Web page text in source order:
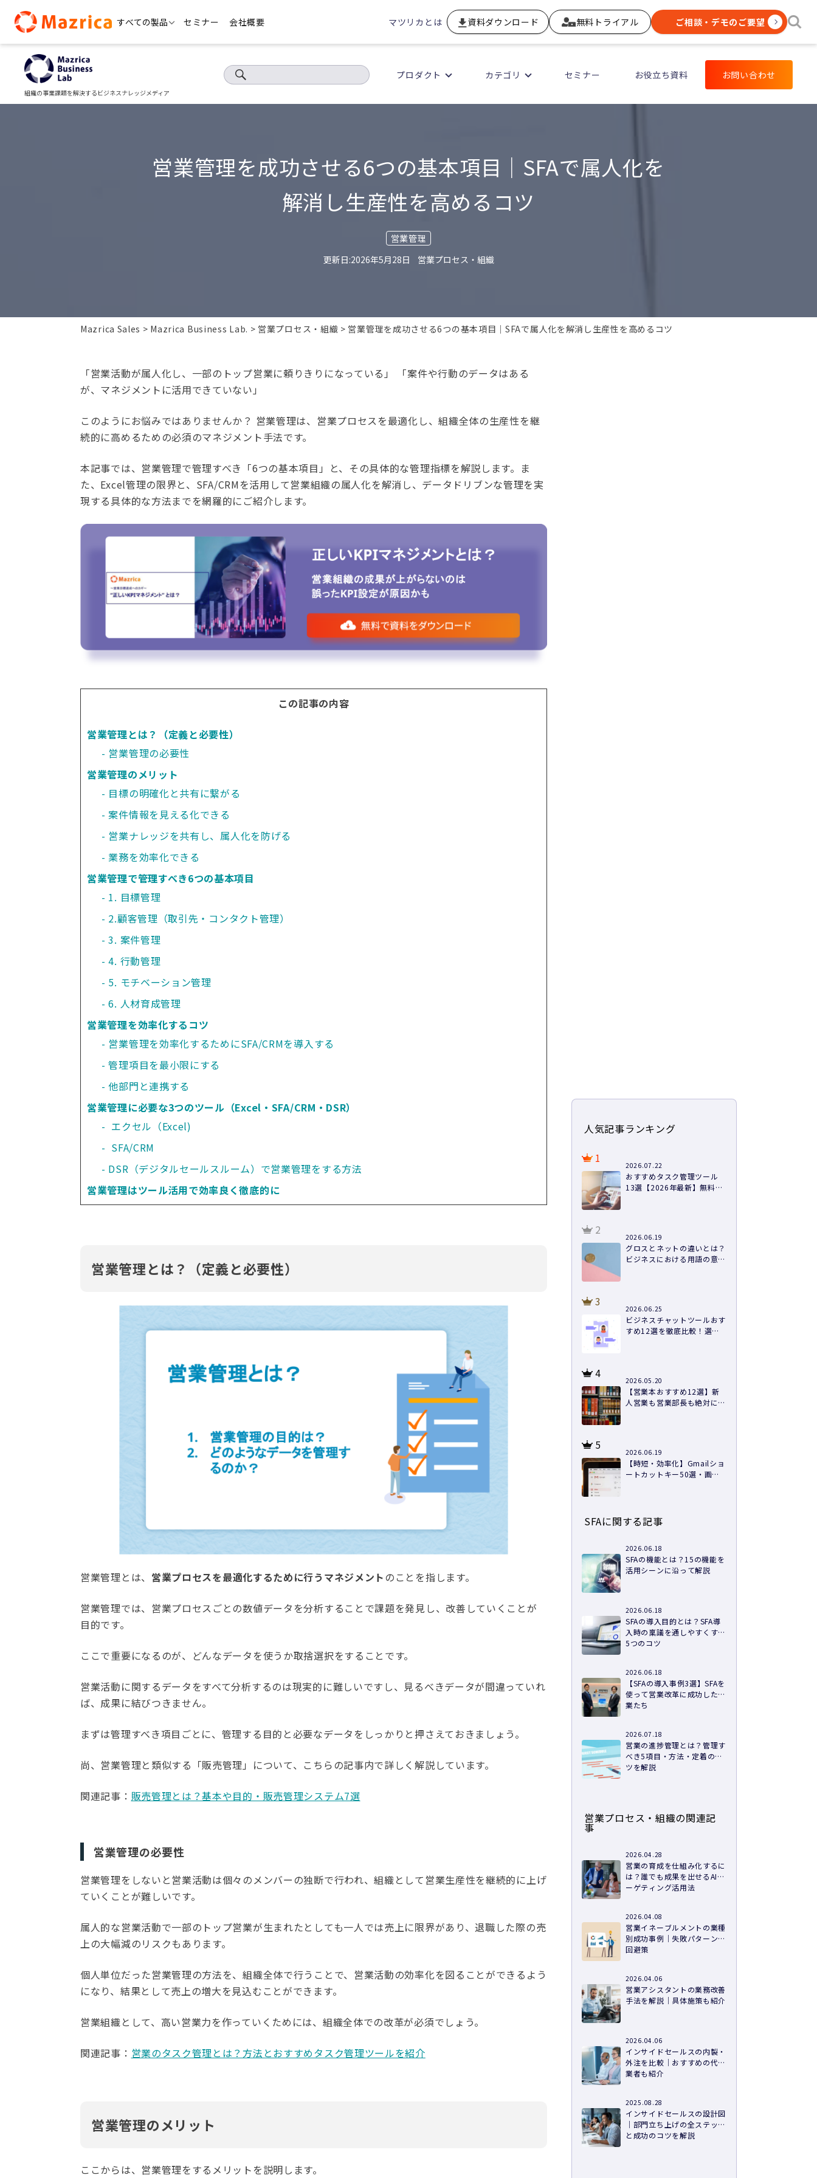
content
すべての製品 セミナー 会社概要 マツリカとは 資料ダウンロード 無料トライアル ご相談・デモのご要望
組織の事業課題を解決するビジネスナレッジメディア
プロダクト カテゴリ セミナー お役立ち資料 お問い合わせ
営業管理を成功させる6つの基本項目｜SFAで属人化を
解消し生産性を高めるコツ
営業管理
2026年5月28日
営業プロセス・組織
Mazrica Sales Mazrica Business Lab. 営業プロセス・組織 営業管理を成功させる6つの基本項目｜SFAで属人化を解消し生産性を高めるコツ
「営業活動が属人化し、一部のトップ営業に頼りきりになっている」 「案件や行動のデータはある
が、マネジメントに活用できていない」
このようにお悩みではありませんか？ 営業管理は、営業プロセスを最適化し、組織全体の生産性を継
続的に高めるための必須のマネジメント手法です。
本記事では、営業管理で管理すべき「6つの基本項目」と、その具体的な管理指標を解説します。ま
た、Excel管理の限界と、SFA/CRMを活用して営業組織の属人化を解消し、データドリブンな管理を実
現する具体的な方法までを網羅的にご紹介します。
この記事の内容
営業管理とは？（定義と必要性）
営業管理の必要性
営業管理のメリット
目標の明確化と共有に繋がる
案件情報を見える化できる
営業ナレッジを共有し、属人化を防げる
業務を効率化できる
営業管理で管理すべき6つの基本項目
1. 目標管理
2.顧客管理（取引先・コンタクト管理）
3. 案件管理
4. 行動管理
5. モチベーション管理
6. 人材育成管理
営業管理を効率化するコツ
営業管理を効率化するためにSFA/CRMを導入する
管理項目を最小限にする
他部門と連携する
営業管理に必要な3つのツール（Excel・SFA/CRM・DSR）
エクセル（Excel)
SFA/CRM
DSR（デジタルセールスルーム）で営業管理をする方法
営業管理はツール活用で効率良く徹底的に
営業管理とは？（定義と必要性）
営業管理とは、 営業プロセスを最適化するために行うマネジメント のことを指します。
営業管理では、営業プロセスごとの数値データを分析することで課題を発見し、改善していくことが
目的です。
ここで重要になるのが、どんなデータを使うか取捨選択をすることです。
営業活動に関するデータをすべて分析するのは現実的に難しいですし、見るべきデータが間違っていれ
ば、成果に結びつきません。
まずは管理すべき項目ごとに、管理する目的と必要なデータをしっかりと押さえておきましょう。
尚、営業管理と類似する「販売管理」について、こちらの記事内で詳しく解説しています。
関連記事： 販売管理とは？基本や目的・販売管理システム7選
営業管理の必要性
営業管理をしないと営業活動は個々のメンバーの独断で行われ、組織として営業生産性を継続的に上げ
ていくことが難しいです。
属人的な営業活動で一部のトップ営業が生まれたとしても一人では売上に限界があり、退職した際の売
上の大幅減のリスクもあります。
個人単位だった営業管理の方法を、組織全体で行うことで、営業活動の効率化を図ることができるよう
になり、結果として売上の増大を見込むことができます。
営業組織として、高い営業力を作っていくためには、組織全体での改革が必須でしょう。
関連記事： 営業のタスク管理とは？方法とおすすめタスク管理ツールを紹介
営業管理のメリット
ここからは、営業管理をするメリットを説明します。
人気記事ランキング
1
2026.07.22
おすすめタスク管理ツール
13選【2026年最新】無料あ
2
2026.06.19
グロスとネットの違いとは？
ビジネスにおける用語の意味
3
2026.06.25
ビジネスチャットツールおす
すめ12選を徹底比較！選び
4
2026.05.20
【営業本おすすめ12選】新
人営業も営業部長も絶対に読
5
2026.06.19
【時短・効率化】Gmailショ
ートカットキー50選・画像
SFAに関する記事
2026.06.18
SFAの機能とは？15の機能を
活用シーンに沿って解説
2026.06.18
SFAの導入目的とは？SFA導
入時の稟議を通しやすくする
5つのコツ
2026.06.18
【SFAの導入事例3選】SFAを
使って営業改革に成功した企
業たち
2026.07.18
営業の進捗管理とは？管理す
べき5項目・方法・定着のコ
ツを解説
営業プロセス・組織の関連記
事
2026.04.28
営業の育成を仕組み化するに
は？誰でも成果を出せるAIタ
ーゲティング活用法
2026.04.08
営業イネーブルメントの業種
別成功事例｜失敗パターンの
回避策
2026.04.06
営業アシスタントの業務改善
手法を解説｜具体施策も紹介
2026.04.06
インサイドセールスの内製・
外注を比較｜おすすめの代行
業者も紹介
2025.08.28
インサイドセールスの設計図
｜部門立ち上げの全ステップ
と成功のコツを解説